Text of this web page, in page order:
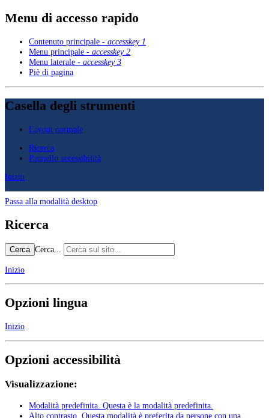
Menu di accesso rapido
Contenuto principale - accesskey 1
Menu principale - accesskey 2
Menu laterale - accesskey 3
Piè di pagina
Casella degli strumenti
Layout normale
Ricerca
Pannello accessibilità
Inizio
Passa alla modalità desktop
Ricerca
Cerca Cerca...
Inizio
Opzioni lingua
Inizio
Opzioni accessibilità
Visualizzazione:
Modalità predefinita . Questa è la modalità predefinita.
Alto contrasto . Questa modalità è preferita da persone con una